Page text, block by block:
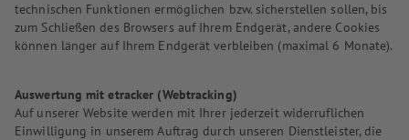
technischen Funktionen ermöglichen bzw. sicherstellen sollen, bis
zum Schließen des Browsers auf Ihrem Endgerät, andere Cookies
können länger auf Ihrem Endgerät verbleiben (maximal 6 Monate).
Auswertung mit etracker (Webtracking)
Auf unserer Website werden mit Ihrer jederzeit widerruflichen
Einwilligung in unserem Auftrag durch unseren Dienstleister, die